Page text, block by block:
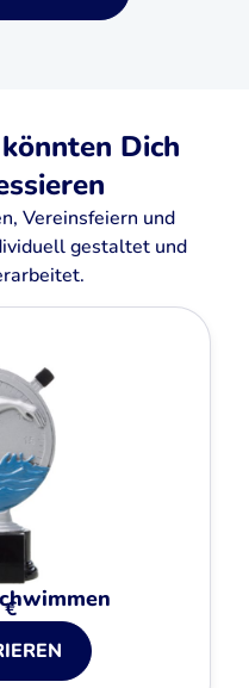
Dich
Vereinsfeiern und
gestaltet und
€